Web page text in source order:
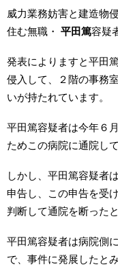
威力業務妨害と建造物
住む無職・ 平田篤容疑
発表によりますと平田
侵入して、２階の事務
いが持たれています。
平田篤容疑者は今年６
ためこの病院に通院し
しかし、平田篤容疑者
申告し、この申告を受
判断して通院を断った
平田篤容疑者は病院側
で、事件に発展したと